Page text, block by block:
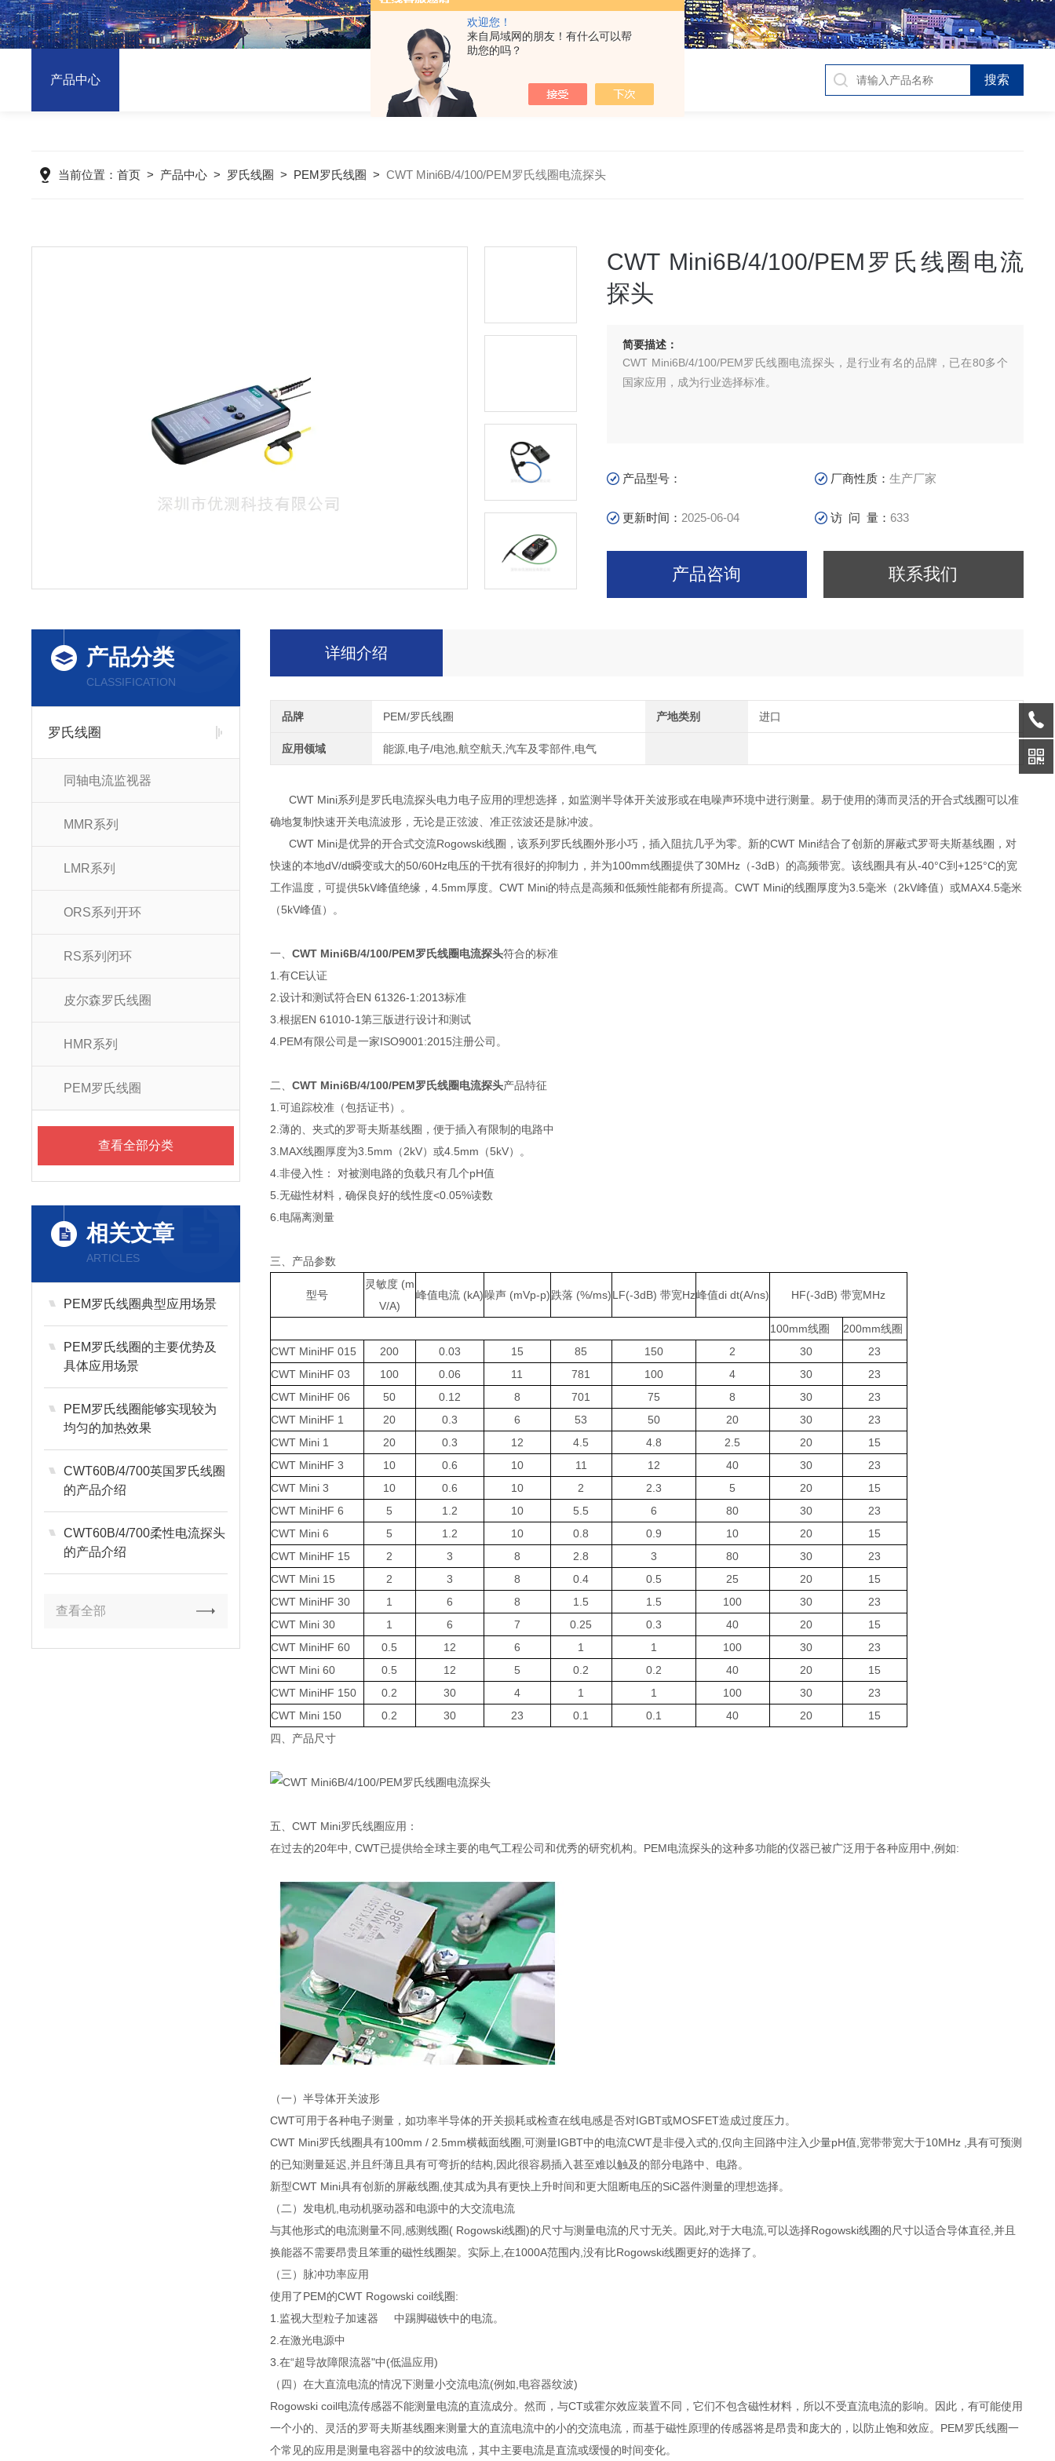
欢迎您！
来自局域网的朋友！有什么可以帮
助您的吗？
产品中心
当前位置：首页 > 产品中心 > 罗氏线圈 > PEM罗氏线圈 >CWT Mini6B/4/100/PEM罗氏线圈电流探头
CWT Mini6B/4/100/PEM罗氏线圈电流
探头
简要描述：
CWT Mini6B/4/100/PEM罗氏线圈电流探头，是行业有名的品牌，已在80多个
国家应用，成为行业选择标准。
产品型号： 厂商性质：生产厂家
更新时间： 2025-06-04 访 问 量：633
产品咨询 联系我们
产品分类
CLASSIFICATION
罗氏线圈
同轴电流监视器
MMR系列
LMR系列
ORS系列开环
RS系列闭环
皮尔森罗氏线圈
HMR系列
PEM罗氏线圈
查看全部分类
相关文章
ARTICLES
PEM罗氏线圈典型应用场景
PEM罗氏线圈的主要优势及
具体应用场景
PEM罗氏线圈能够实现较为
均匀的加热效果
CWT60B/4/700英国罗氏线圈
的产品介绍
CWT60B/4/700柔性电流探头
的产品介绍
查看全部
详细介绍
品牌 PEM/罗氏线圈 产地类别 进口
应用领域 能源,电子/电池,航空航天,汽车及零部件,电气
CWT Mini系列是罗氏电流探头电力电子应用的理想选择，如监测半导体开关波形或在电噪声环境中进行测量。易于使用的薄而灵活的开合式线圈可以准
确地复制快速开关电流波形，无论是正弦波、准正弦波还是脉冲波。
CWT Mini是优异的开合式交流Rogowski线圈，该系列罗氏线圈外形小巧，插入阻抗几乎为零。新的CWT Mini结合了创新的屏蔽式罗哥夫斯基线圈，对
快速的本地dV/dt瞬变或大的50/60Hz电压的干扰有很好的抑制力，并为100mm线圈提供了30MHz（-3dB）的高频带宽。该线圈具有从-40°C到+125°C的宽
工作温度，可提供5kV峰值绝缘，4.5mm厚度。CWT Mini的特点是高频和低频性能都有所提高。CWT Mini的线圈厚度为3.5毫米（2kV峰值）或MAX4.5毫米
（5kV峰值）。
一、 CWT Mini6B/4/100/PEM罗氏线圈电流探头符合的标准
1.有CE认证
2.设计和测试符合EN 61326-1:2013标准
3.根据EN 61010-1第三版进行设计和测试
4.PEM有限公司是一家ISO9001:2015注册公司。
二、 CWT Mini6B/4/100/PEM罗氏线圈电流探头产品特征
1.可追踪校准（包括证书）。
2.薄的、夹式的罗哥夫斯基线圈，便于插入有限制的电路中
3.MAX线圈厚度为3.5mm（2kV）或4.5mm（5kV）。
4.非侵入性： 对被测电路的负载只有几个pH值
5.无磁性材料，确保良好的线性度<0.05%读数
6.电隔离测量
三、产品参数
型号
灵敏度 (m
V/A)
峰值电流 (kA)噪声 (mVp-p)跌落 (%/ms)LF(-3dB) 带宽Hz峰值di dt(A/ns) HF(-3dB) 带宽MHz
100mm线圈
200mm线圈
CWT MiniHF 015
200 0.03 15 85 150 2 30
23
CWT MiniHF 03
100 0.06 11 781 100 4 30
23
CWT MiniHF 06
50 0.12 8 701 75 8 30
23
CWT MiniHF 1
20 0.3 6 53 50 20 30
23
CWT Mini 1
20 0.3 12 4.5 4.8 2.5 20
15
CWT MiniHF 3
10 0.6 10 11 12 40 30
23
CWT Mini 3
10 0.6 10 2 2.3 5 20
15
CWT MiniHF 6
5 1.2 10 5.5 6 80 30
23
CWT Mini 6
5 1.2 10 0.8 0.9 10 20
15
CWT MiniHF 15
2 3 8 2.8 3 80 30
23
CWT Mini 15
2 3 8 0.4 0.5 25 20
15
CWT MiniHF 30
1 6 8 1.5 1.5 100 30
23
CWT Mini 30
1 6 7 0.25 0.3 40 20
15
CWT MiniHF 60
0.5 12 6 1 1 100 30
23
CWT Mini 60
0.5 12 5 0.2 0.2 40 20
15
CWT MiniHF 150
0.2 30 4 1 1 100 30
23
CWT Mini 150
0.2 30 23 0.1 0.1 40 20
15
四、产品尺寸
五、CWT Mini罗氏线圈应用：
在过去的20年中, CWT已提供给全球主要的电气工程公司和优秀的研究机构。PEM电流探头的这种多功能的仪器已被广泛用于各种应用中,例如:
（一）半导体开关波形
CWT可用于各种电子测量，如功率半导体的开关损耗或检查在线电感是否对IGBT或MOSFET造成过度压力。
CWT Mini罗氏线圈具有100mm / 2.5mm横截面线圈,可测量IGBT中的电流CWT是非侵入式的,仅向主回路中注入少量pH值,宽带带宽大于10MHz ,具有可预测
的已知测量延迟,并且纤薄且具有可弯折的结构,因此很容易插入甚至难以触及的部分电路中、电路。
新型CWT Mini具有创新的屏蔽线圈,使其成为具有更快上升时间和更大阻断电压的SiC器件测量的理想选择。
（二）发电机,电动机驱动器和电源中的大交流电流
与其他形式的电流测量不同,感测线圈( Rogowski线圈)的尺寸与测量电流的尺寸无关。因此,对于大电流,可以选择Rogowski线圈的尺寸以适合导体直径,并且
换能器不需要昂贵且笨重的磁性线圈架。实际上,在1000A范围内,没有比Rogowski线圈更好的选择了。
（三）脉冲功率应用
使用了PEM的CWT Rogowski coil线圈:
1.监视大型粒子加速器 中踢脚磁铁中的电流。
2.在激光电源中
3.在“超导故障限流器"中(低温应用)
（四）在大直流电流的情况下测量小交流电流(例如,电容器纹波)
Rogowski coil电流传感器不能测量电流的直流成分。然而，与CT或霍尔效应装置不同，它们不包含磁性材料，所以不受直流电流的影响。因此，有可能使用
一个小的、灵活的罗哥夫斯基线圈来测量大的直流电流中的小的交流电流，而基于磁性原理的传感器将是昂贵和庞大的，以防止饱和效应。PEM罗氏线圈一
个常见的应用是测量电容器中的纹波电流，其中主要电流是直流或缓慢的时间变化。